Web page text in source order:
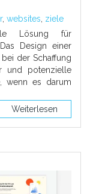
, websites ziele
Lösung für
Design einer
der Schaffung
und potenzielle
wenn es darum
Weiterlesen